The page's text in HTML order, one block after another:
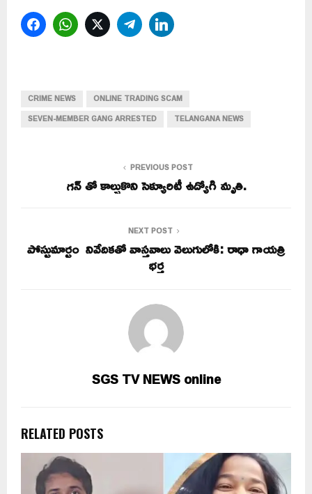
FacebookWhatsAppTwitterTelegram
CRIME NEWS
ONLINE TRADING SCAM
SEVEN-MEMBER GANG ARRESTED
TELANGANA NEWS
PREVIOUS POST
గన్ తో కాల్చుకొని సెక్యూరిటీ ఉద్యోగి మృతి.
NEXT POST
పోస్టుమార్టం నివేదికతో వాస్తవాలు వెలుగులోకి: రాధా గాయత్రి
భర్త
SGS TV NEWS online
RELATED POSTS